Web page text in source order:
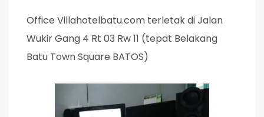
Office Villahotelbatu.com terletak di Jalan
Wukir Gang 4 Rt 03 Rw 11 (tepat Belakang
Batu Town Square BATOS)